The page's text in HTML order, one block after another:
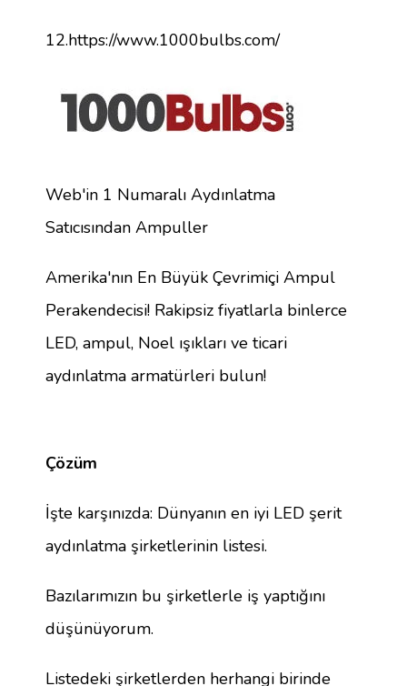
12.https://www.1000bulbs.com/
Web'in 1 Numaralı Aydınlatma
Satıcısından Ampuller
Amerika'nın En Büyük Çevrimiçi Ampul
Perakendecisi! Rakipsiz fiyatlarla binlerce
LED, ampul, Noel ışıkları ve ticari
aydınlatma armatürleri bulun!
Çözüm
İşte karşınızda: Dünyanın en iyi LED şerit
aydınlatma şirketlerinin listesi.
Bazılarımızın bu şirketlerle iş yaptığını
düşünüyorum.
Listedeki şirketlerden herhangi birinde